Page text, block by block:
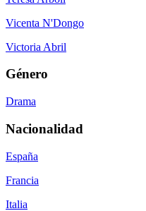
Vicenta N'Dongo
Victoria Abril
Género
Drama
Nacionalidad
España
Francia
Italia